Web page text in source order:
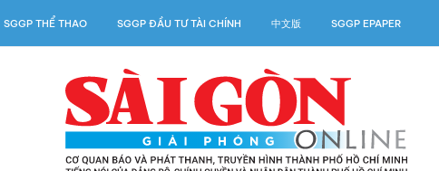
SGGP THỂ THAO SGGP ĐẦU TƯ TÀI CHÍNH 中文版 SGGP EPAPER